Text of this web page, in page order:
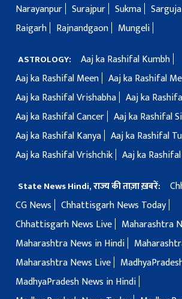
Narayanpur Surajpur Sukma Sarguja
Raigarh
Rajnandgaon Mungeli
ASTROLOGY:
Aaj ka Rashifal Kumbh
Aaj ka Rashifal Meen Aaj ka Rashifal
Aaj ka Rashifal Vrishabha Aaj ka
Aaj ka Rashifal Cancer Aaj ka Rashifal
Aaj ka Rashifal Kanya Aaj ka Rashifal
Aaj ka Rashifal Vrishchik Aaj ka
State News Hindi, राज्य की ताज़ा ख़बरें:
CG News
Chhattisgarh News Today
Chhattisgarh News Live
Maharashtra
Maharashtra News in Hindi
Maharashtra News Live
MadhyaPradesh News in Hindi